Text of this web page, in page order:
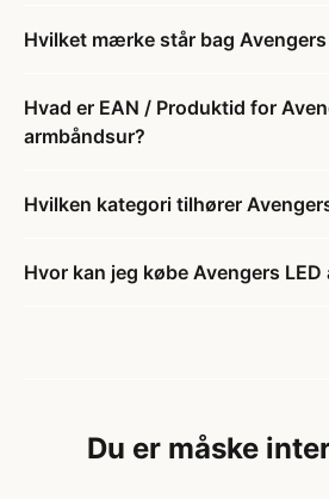
Hvilket mærke står bag
Hvad er EAN / Produktid for
armbåndsur?
Hvilken kategori tilhører
Hvor kan jeg købe Avengers
Du er måske